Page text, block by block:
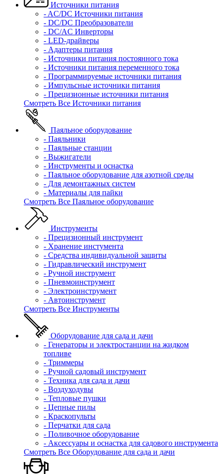
Источники питания
- AC/DC Источники питания
- DC/DC Преобразователи
- DC/AC Инверторы
- LED-драйверы
- Адаптеры питания
- Источники питания постоянного тока
- Источники питания переменного тока
- Программируемые источники питания
- Импульсные источники питания
- Прецизионные источники питания
Смотреть Все Источники питания
Паяльное оборудование
- Паяльники
- Паяльные станции
- Выжигатели
- Инструменты и оснастка
- Паяльное оборудование для азотной среды
- Для демонтажных систем
- Материалы для пайки
Смотреть Все Паяльное оборудование
Инструменты
- Прецизионный инструмент
- Хранение инстумента
- Средства индивидуальной защиты
- Гидравлический инструмент
- Ручной инструмент
- Пневмоинструмент
- Электроинструмент
- Автоинструмент
Смотреть Все Инструменты
Оборудование для сада и дачи
- Генераторы и электростанции на жидком
топливе
- Триммеры
- Ручной садовый инструмент
- Техника для сада и дачи
- Воздуходувы
- Тепловые пушки
- Цепные пилы
- Краскопульты
- Перчатки для сада
- Поливочное оборудование
- Аксессуары и оснастка для садового инструмента
Смотреть Все Оборудование для сада и дачи